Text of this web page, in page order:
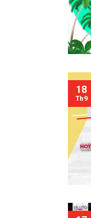
18
Th9